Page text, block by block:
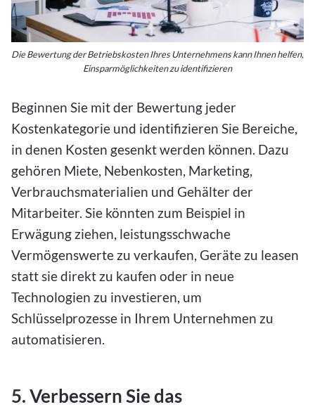
Die Bewertung der Betriebskosten Ihres Unternehmens kann Ihnen helfen,
Einsparmöglichkeiten zu identifizieren
Beginnen Sie mit der Bewertung jeder
Kostenkategorie und identifizieren Sie Bereiche,
in denen Kosten gesenkt werden können. Dazu
gehören Miete, Nebenkosten, Marketing,
Verbrauchsmaterialien und Gehälter der
Mitarbeiter. Sie könnten zum Beispiel in
Erwägung ziehen, leistungsschwache
Vermögenswerte zu verkaufen, Geräte zu leasen
statt sie direkt zu kaufen oder in neue
Technologien zu investieren, um
Schlüsselprozesse in Ihrem Unternehmen zu
automatisieren.
5. Verbessern Sie das